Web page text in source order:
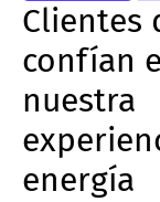
Clientes
confían
nuestra
energía